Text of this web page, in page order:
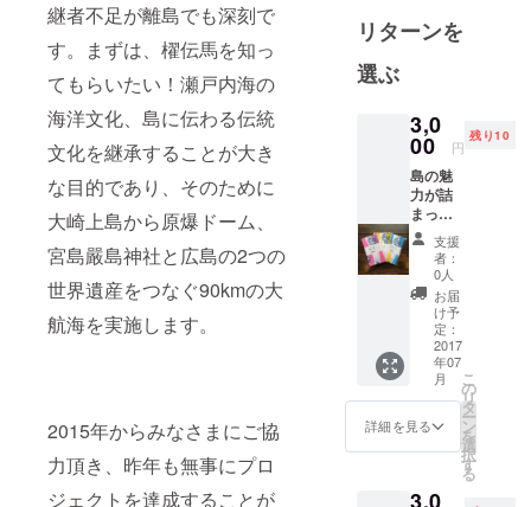
継者不足が離島でも深刻で
す。まずは、櫂伝馬を知っ
てもらいたい！瀬戸内海の
海洋文化、島に伝わる伝統
文化を継承することが大き
な目的であり、そのために
大崎上島から原爆ドーム、
宮島嚴島神社と広島の2つの
世界遺産をつなぐ90kmの大
航海を実施します。
2015年からみなさまにご協
力頂き、昨年も無事にプロ
ジェクトを達成することが
ターンして
からは大崎
上島・木江
の天滿区に
て櫂伝馬の
船頭をす
る。旅する
櫂伝馬実行
委員会会
長。
リターンを
選ぶ
3,0
00 円
残り10
島の魅
力が詰
まった
手ぬぐ
い。こ
れ一枚
で島を
堪能で
きま
す。ま
た、限
定商品
である
櫂伝馬
のポス
トカー
す。手
支援
者：
0人
お届
け予
定：
2017
年07
月
詳細を見る
こ
の
リ
タ
ー
ン
を
選
択
す
る
3,0